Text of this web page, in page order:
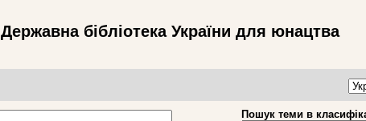
Державна бібліотека України для юнацтва
Пошук теми в